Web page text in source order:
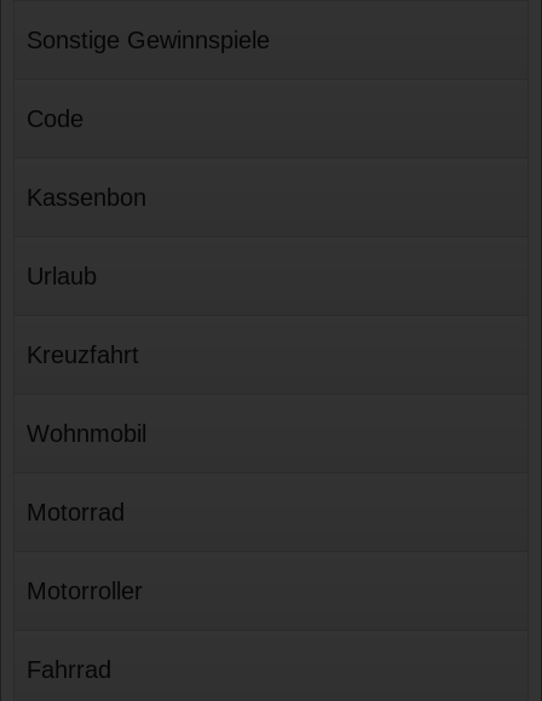
Sonstige Gewinnspiele
Code
Kassenbon
Urlaub
Kreuzfahrt
Wohnmobil
Motorrad
Motorroller
Fahrrad